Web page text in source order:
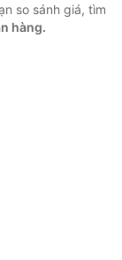
so sánh giá, tìm
hàng.